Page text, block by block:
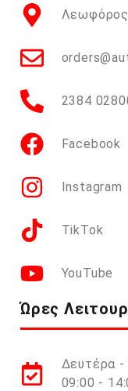
Λεωφόρος
2384
Facebook
Instagram
TikTok
YouTube
Ώρες
Δευτέρα
09:00 -